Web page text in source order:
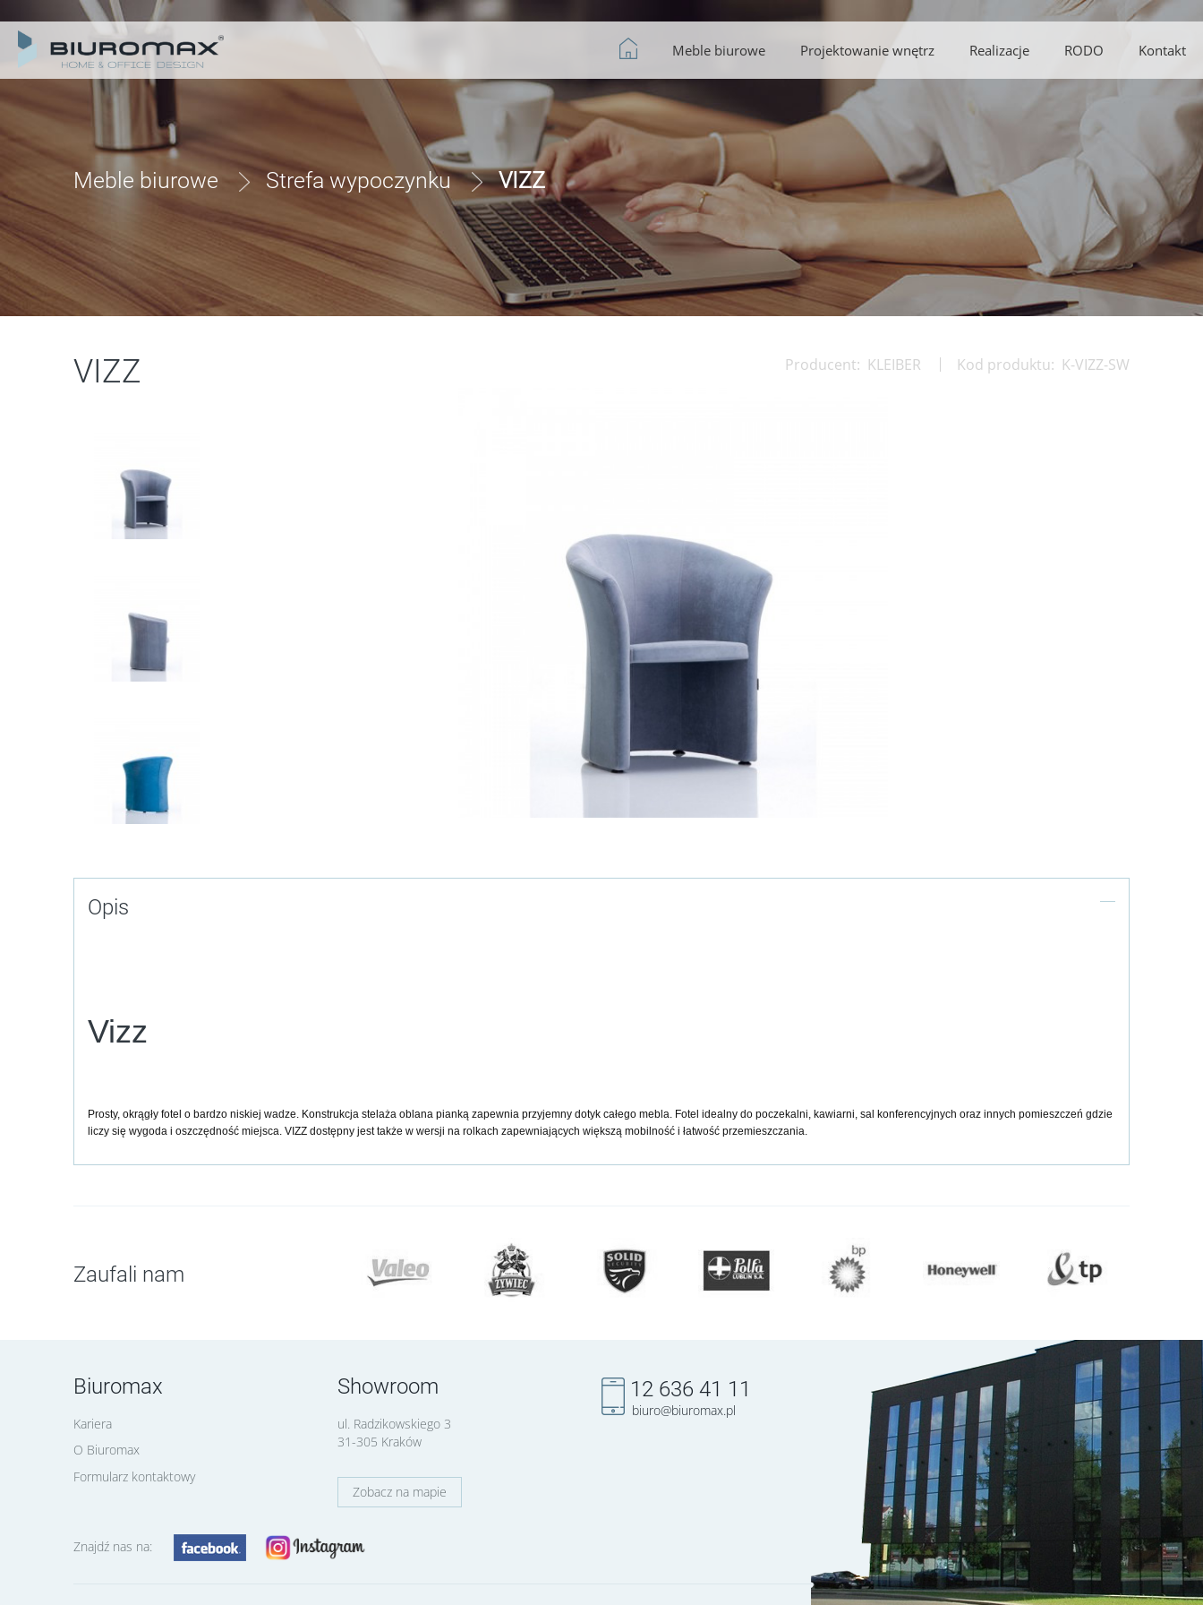
Meble biurowe Projektowanie wnętrz Realizacje RODO Kontakt
Meble biurowe Strefa wypoczynku VIZZ
VIZZ Producent: KLEIBER Kod produktu: K-VIZZ-SW
Opis
Vizz
Prosty, okrągły fotel o bardzo niskiej wadze. Konstrukcja stelaża oblana pianką zapewnia przyjemny dotyk całego mebla. Fotel idealny do poczekalni, kawiarni, sal konferencyjnych oraz innych pomieszczeń gdzie
liczy się wygoda i oszczędność miejsca. VIZZ dostępny jest także w wersji na rolkach zapewniających większą mobilność i łatwość przemieszczania.
Zaufali nam
Biuromax
Kariera
O Biuromax
Formularz kontaktowy
Showroom
ul. Radzikowskiego 3
31-305 Kraków
Zobacz na mapie
12 636 41 11
biuro@biuromax.pl
Znajdź nas na: